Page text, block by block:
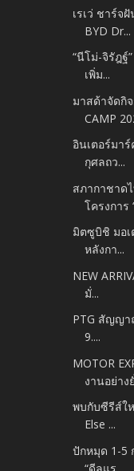
เรเว่ ชาร์จ
BYD Dr...
“นีโม่-จิรัฎฐ์
เพิ่ม...
มาสด้าจัดกิจ
CAMP
อินเตอร์มา
กุศลถว...
สภากาชาด
โครงการ
มิตซูบิชิ มอเ
หลังกา...
NEW
มั่...
PTG สัญญา
9....
MOTOR
งานอย่าง
พบกับซีรีส์ใ
Else ...
ปักหมุด 1-5